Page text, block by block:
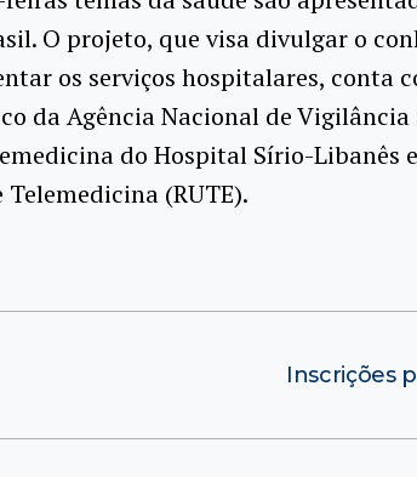
O projeto, que visa divulgar o
os serviços hospitalares, conta
da Agência Nacional de
do Hospital Sírio-Libanês
(RUTE).
Inscrições